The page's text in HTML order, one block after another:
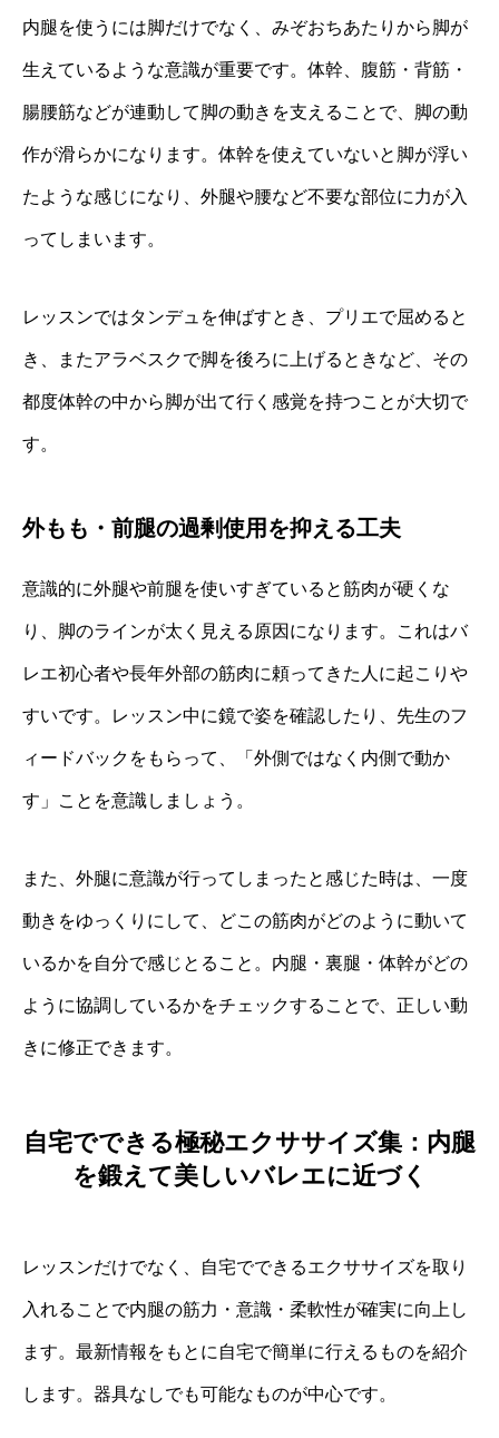
内腿を使うには脚だけでなく、みぞおちあたりから脚が
生えているような意識が重要です。体幹、腹筋・背筋・
腸腰筋などが連動して脚の動きを支えることで、脚の動
作が滑らかになります。体幹を使えていないと脚が浮い
たような感じになり、外腿や腰など不要な部位に力が入
ってしまいます。
レッスンではタンデュを伸ばすとき、プリエで屈めると
き、またアラベスクで脚を後ろに上げるときなど、その
都度体幹の中から脚が出て行く感覚を持つことが大切で
す。
外もも・前腿の過剰使用を抑える工夫
意識的に外腿や前腿を使いすぎていると筋肉が硬くな
り、脚のラインが太く見える原因になります。これはバ
レエ初心者や長年外部の筋肉に頼ってきた人に起こりや
すいです。レッスン中に鏡で姿を確認したり、先生のフ
ィードバックをもらって、「外側ではなく内側で動か
す」ことを意識しましょう。
また、外腿に意識が行ってしまったと感じた時は、一度
動きをゆっくりにして、どこの筋肉がどのように動いて
いるかを自分で感じとること。内腿・裏腿・体幹がどの
ように協調しているかをチェックすることで、正しい動
きに修正できます。
自宅でできる極秘エクササイズ集：内腿
を鍛えて美しいバレエに近づく
レッスンだけでなく、自宅でできるエクササイズを取り
入れることで内腿の筋力・意識・柔軟性が確実に向上し
ます。最新情報をもとに自宅で簡単に行えるものを紹介
します。器具なしでも可能なものが中心です。